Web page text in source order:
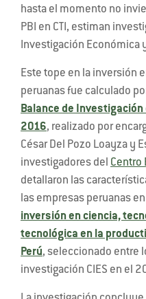
hasta el momento no
PBI en CTI, estiman
Investigación Económica
Este tope en la inversión
peruanas fue calculado
Balance de
2016, realizado por
César Del Pozo Loayza y
investigadores del Centro
detallaron las
las empresas peruanas
inversión en ciencia,
tecnológica en la
Perú, seleccionado entre
investigación CIES en el